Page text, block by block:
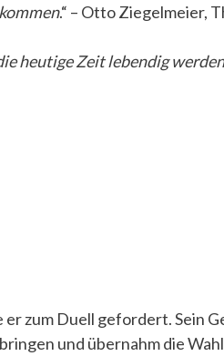
.“ – Otto Ziegelmeier,
heutige Zeit lebendig werden
zum Duell gefordert. Sein
und übernahm die